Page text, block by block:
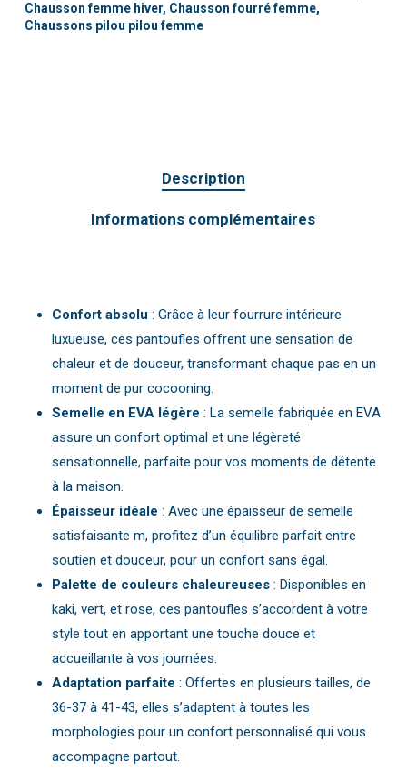
Chausson femme hiver, Chausson fourré femme,
Chaussons pilou pilou femme
Description
Informations complémentaires
Confort absolu : Grâce à leur fourrure intérieure
luxueuse, ces pantoufles offrent une sensation de
chaleur et de douceur, transformant chaque pas en un
moment de pur cocooning.
Semelle en EVA légère : La semelle fabriquée en EVA
assure un confort optimal et une légèreté
sensationnelle, parfaite pour vos moments de détente
à la maison.
Épaisseur idéale : Avec une épaisseur de semelle
satisfaisante m, profitez d’un équilibre parfait entre
soutien et douceur, pour un confort sans égal.
Palette de couleurs chaleureuses: Disponibles en
kaki, vert, et rose, ces pantoufles s’accordent à votre
style tout en apportant une touche douce et
accueillante à vos journées.
Adaptation parfaite : Offertes en plusieurs tailles, de
36-37 à 41-43, elles s’adaptent à toutes les
morphologies pour un confort personnalisé qui vous
accompagne partout.